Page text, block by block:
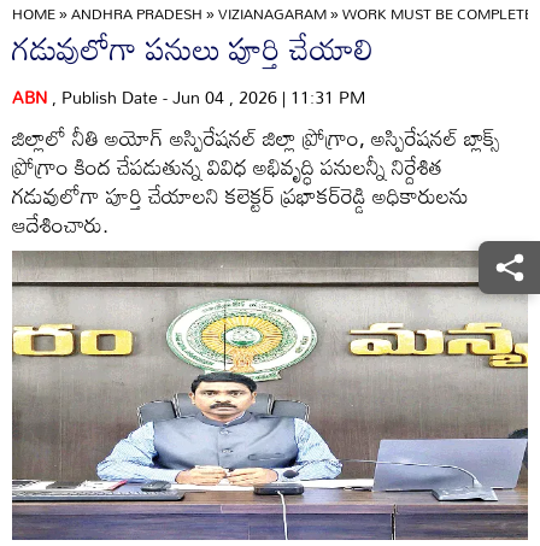
HOME»ANDHRA PRADESH»VIZIANAGARAM»WORK MUST BE
గడువులోగా పనులు పూర్తి చేయాలి
ABN, Publish Date - Jun 04 , 2026 | 11:31 PM
జిల్లాలో నీతి అయోగ్‌ అస్పిరేషనల్‌ జిల్లా ప్రోగ్రాం, అస్పిరేషనల్‌ బ్లాక్స్‌
ప్రోగ్రాం కింద చేపడుతున్న వివిధ అభివృద్ధి పనులన్నీ నిర్దేశిత
గడువులోగా పూర్తి చేయాలని కలెక్టర్‌ ప్రభాకర్‌రెడ్డి అధికారులను
ఆదేశించారు.